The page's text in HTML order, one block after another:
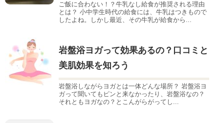
ご飯に合わない！？牛乳なし給食が推奨される理由
とは？ 小中学生時代の給食には、牛乳はつきもので
したよね。しかし最近、その牛乳が給食から...
岩盤浴ヨガって効果あるの？口コミと
美肌効果を知ろう
岩盤浴しながらヨガとは一体どんな場所？ 岩盤浴ヨ
ガって聞いてもピンと来なかったり、岩盤浴なの？
それともヨガなの？とこんがらがってし...